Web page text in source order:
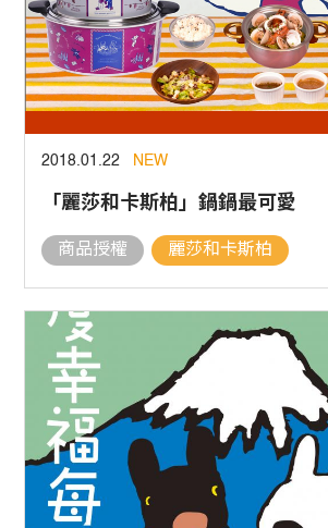
2018.01.22 NEW
「麗莎和卡斯柏」鍋鍋最可愛
商品授權 麗莎和卡斯柏